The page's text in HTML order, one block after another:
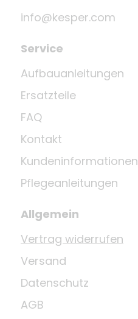
info@kesper.com
Service
Aufbauanleitungen
Ersatzteile
FAQ
Kontakt
Kundeninformationen
Pflegeanleitungen
Allgemein
Vertrag widerrufen
Versand
Datenschutz
AGB